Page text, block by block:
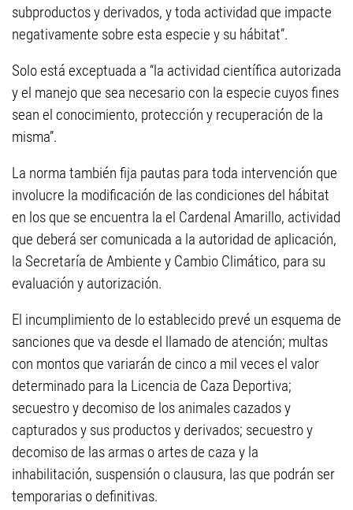
subproductos y derivados, y toda actividad que impacte
negativamente sobre esta especie y su hábitat”.
Solo está exceptuada a “la actividad científica autorizada
y el manejo que sea necesario con la especie cuyos fines
sean el conocimiento, protección y recuperación de la
misma”.
La norma también fija pautas para toda intervención que
involucre la modificación de las condiciones del hábitat
en los que se encuentra la el Cardenal Amarillo, actividad
que deberá ser comunicada a la autoridad de aplicación,
la Secretaría de Ambiente y Cambio Climático, para su
evaluación y autorización.
El incumplimiento de lo establecido prevé un esquema de
sanciones que va desde el llamado de atención; multas
con montos que variarán de cinco a mil veces el valor
determinado para la Licencia de Caza Deportiva;
secuestro y decomiso de los animales cazados y
capturados y sus productos y derivados; secuestro y
decomiso de las armas o artes de caza y la
inhabilitación, suspensión o clausura, las que podrán ser
temporarias o definitivas.